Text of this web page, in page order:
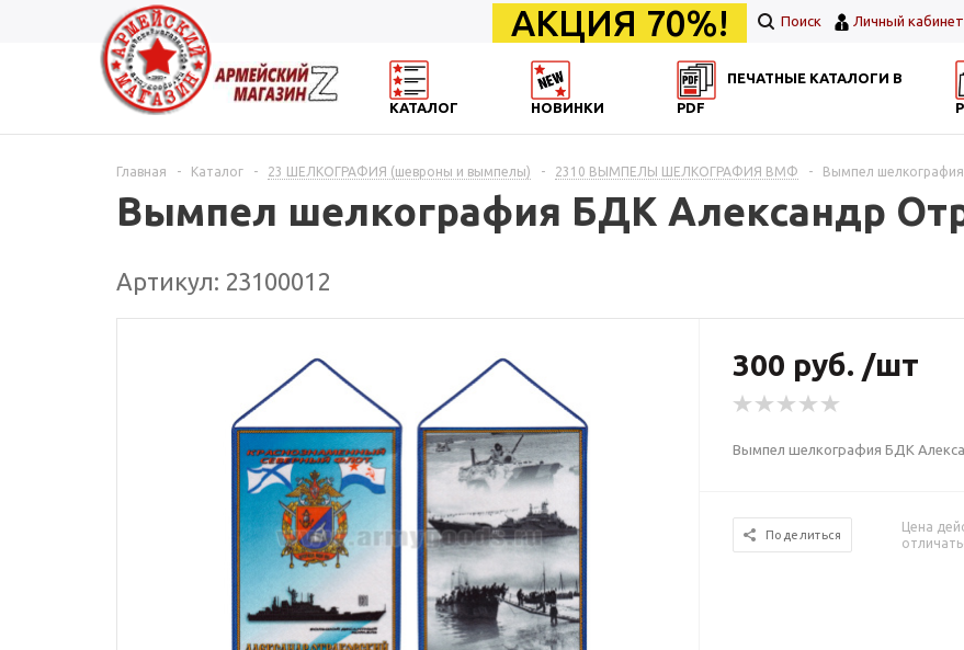
АКЦИЯ 70%! Поиск Личный кабинет
КАТАЛОГ НОВИНКИ
ПЕЧАТНЫЕ КАТАЛОГИ В
PDF
Главная - Каталог - 23 ШЕЛКОГРАФИЯ (шевроны и вымпелы) - 2310 ВЫМПЕЛЫ ШЕЛКОГРАФИЯ ВМФ - Вымпел
Вымпел шелкография БДК Александр
Артикул: 23100012
300 руб. /шт
Вымпел шелкография БДК
Поделиться
Цена